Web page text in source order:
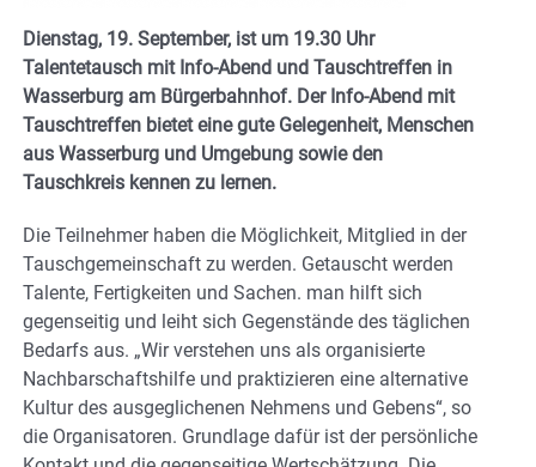
Dienstag, 19. September, ist um 19.30 Uhr
Talentetausch mit Info-Abend und Tauschtreffen in
Wasserburg am Bürgerbahnhof. Der Info-Abend mit
Tauschtreffen bietet eine gute Gelegenheit, Menschen
aus Wasserburg und Umgebung sowie den
Tauschkreis kennen zu lernen.
Die Teilnehmer haben die Möglichkeit, Mitglied in der
Tauschgemeinschaft zu werden. Getauscht werden
Talente, Fertigkeiten und Sachen. man hilft sich
gegenseitig und leiht sich Gegenstände des täglichen
Bedarfs aus. „Wir verstehen uns als organisierte
Nachbarschaftshilfe und praktizieren eine alternative
Kultur des ausgeglichenen Nehmens und Gebens“, so
die Organisatoren. Grundlage dafür ist der persönliche